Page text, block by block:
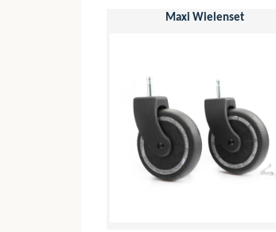
Maxi Wielenset